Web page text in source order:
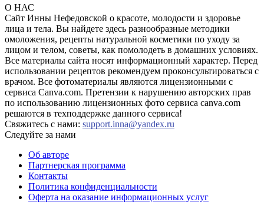
О НАС
Сайт Инны Нефедовской о красоте, молодости и здоровье
лица и тела. Вы найдете здесь разнообразные методики
омоложения, рецепты натуральной косметики по уходу за
лицом и телом, советы, как помолодеть в домашних условиях.
Все материалы сайта носят информационный характер. Перед
использовании рецептов рекомендуем проконсультироваться с
врачом. Все фотоматериалы являются лицензионными с
сервиса Canva.com. Претензии к нарушению авторских прав
по использованию лицензионных фото сервиса canva.com
решаются в техподдержке данного сервиса!
Свяжитесь с нами: support.inna@yandex.ru
Следуйте за нами
Об авторе
Партнерская программа
Контакты
Политика конфиденциальности
Оферта на оказание информационных услуг